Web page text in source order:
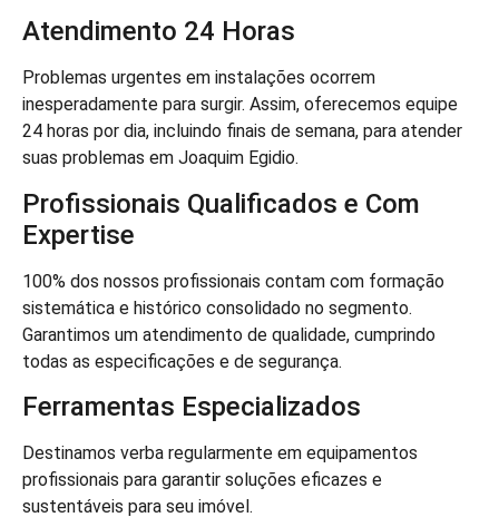
Atendimento 24 Horas
Problemas urgentes em instalações ocorrem
inesperadamente para surgir. Assim, oferecemos equipe
24 horas por dia, incluindo finais de semana, para atender
suas problemas em Joaquim Egidio.
Profissionais Qualificados e Com
Expertise
100% dos nossos profissionais contam com formação
sistemática e histórico consolidado no segmento.
Garantimos um atendimento de qualidade, cumprindo
todas as especificações e de segurança.
Ferramentas Especializados
Destinamos verba regularmente em equipamentos
profissionais para garantir soluções eficazes e
sustentáveis para seu imóvel.